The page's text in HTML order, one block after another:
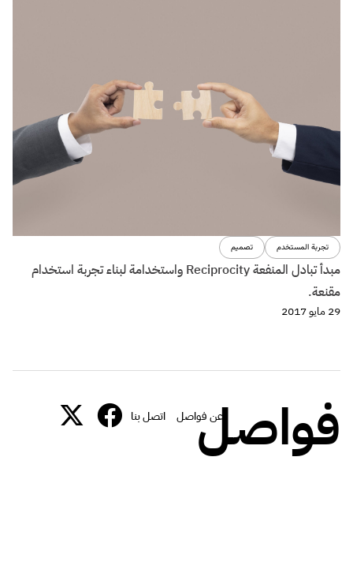
تجربة المستخدم تصميم
مبدأ تبادل المنفعة Reciprocity واستخدامة لبناء تجربة استخدام
مقنعة.
29 مايو 2017
فواصل
عن فواصل اتصل بنا